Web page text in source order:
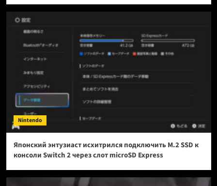
Nintendo
Японский энтузиаст исхитрился подключить M.2 SSD к
консоли Switch 2 через слот microSD Express